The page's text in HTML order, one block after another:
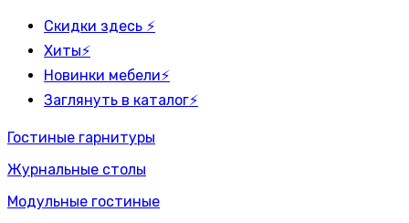
Скидки здесь ⚡
Хиты⚡
Новинки мебели⚡
Заглянуть в каталог⚡
Гостиные гарнитуры
Журнальные столы
Модульные гостиные